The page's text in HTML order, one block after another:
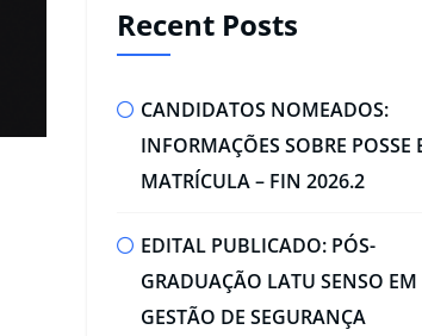
Recent Posts
CANDIDATOS NOMEADOS:
INFORMAÇÕES SOBRE POSSE
MATRÍCULA – FIN 2026.2
EDITAL PUBLICADO: PÓS-
GRADUAÇÃO LATU SENSO EM
GESTÃO DE SEGURANÇA